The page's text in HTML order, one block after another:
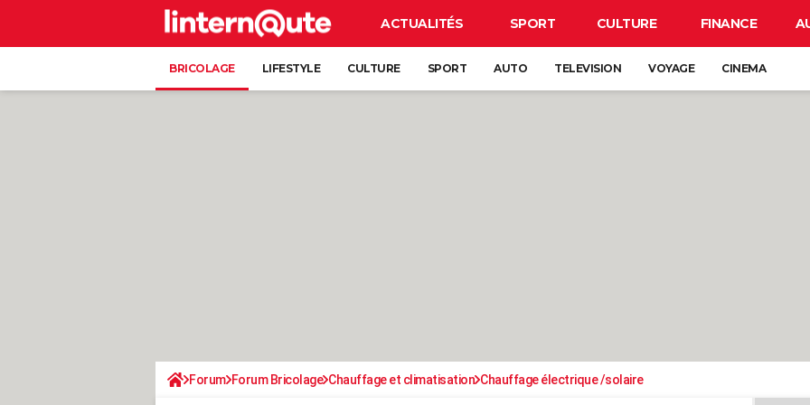
ACTUALITÉS SPORT CULTURE FINANCE
BRICOLAGE LIFESTYLE CULTURE SPORT AUTO TELEVISION VOYAGE CINEMA
Forum Forum Bricolage Chauffage et climatisation Chauffage électrique /solaire